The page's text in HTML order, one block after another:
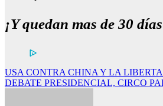
¡Y quedan mas de 30
Navegación
de
USA CONTRA CHINA Y LA
DEBATE PRESIDENCIAL, CIRCO